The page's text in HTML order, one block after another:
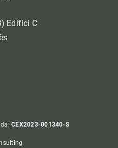
Edifici C
CEX2023-001340-S